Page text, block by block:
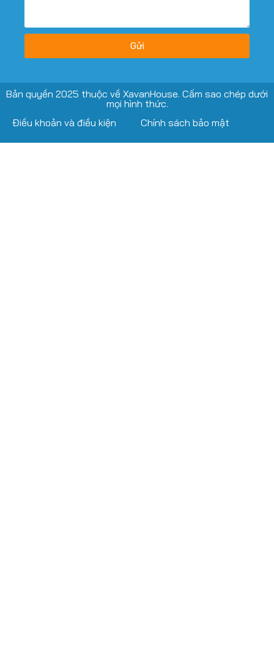
Gửi
Bản quyền 2025 thuộc về XavanHouse. Cấm sao chép dưới
mọi hình thức.
Điều khoản và điều kiện
Chính sách bảo mật